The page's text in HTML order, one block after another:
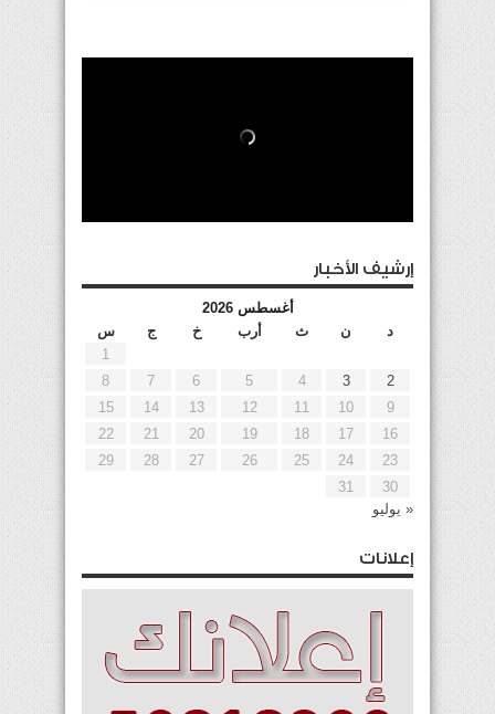
إرشيف الأخبار
أغسطس 2026
د
ن ث أرب خ ج
س
1
2
3
4
5
6
7
8
9
10
11
12
13
14
15
16
17
18
19
20
21
22
23
24
25
26
27
28
29
30
31
« يوليو
إعلانات